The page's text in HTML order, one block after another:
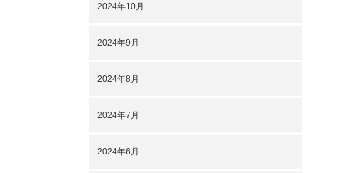
2024年10月
2024年9月
2024年8月
2024年7月
2024年6月